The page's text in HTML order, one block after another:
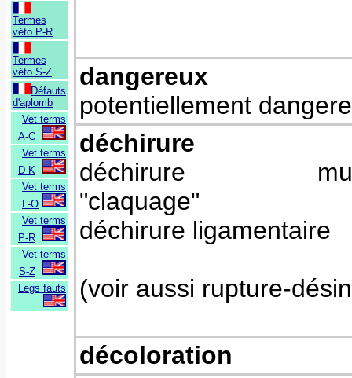
Termes
véto P-R
Termes
véto S-Z
Défauts
d'aplomb
Vet terms
A-C
Vet terms
D-K
Vet terms
L-O
Vet terms
P-R
Vet terms
S-Z
Legs fauts
dangereux
potentiellement
déchirure
déchirure
"claquage"
déchirure ligamentaire
(voir aussi rupture-
décoloration